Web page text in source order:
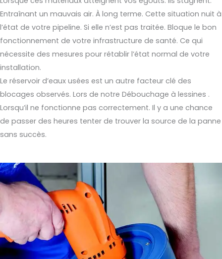
Entraînant un mauvais air. À long terme. Cette situation nuit à
l’état de votre pipeline. Si elle n’est pas traitée. Bloque le bon
fonctionnement de votre infrastructure de santé. Ce qui
nécessite des mesures pour rétablir l’état normal de votre
installation.
Le réservoir d’eaux usées est un autre facteur clé des
blocages observés. Lors de notre Débouchage à lessines .
Lorsqu’il ne fonctionne pas correctement. Il y a une chance
de passer des heures tenter de trouver la source de la panne
sans succès.